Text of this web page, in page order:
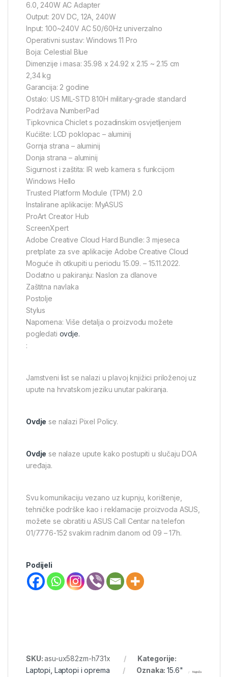
6.0, 240W AC Adapter
Output: 20V DC, 12A, 240W
Input: 100~240V AC 50/60Hz univerzalno
Operativni sustav: Windows 11 Pro
Boja: Celestial Blue
Dimenzije i masa: 35.98 x 24.92 x 2.15 ~ 2.15 cm
2,34 kg
Garancija: 2 godine
Ostalo: US MIL-STD 810H military-grade standard
Podržava NumberPad
Tipkovnica Chiclet s pozadinskim osvjetljenjem
Kućište: LCD poklopac – aluminij
Gornja strana – aluminij
Donja strana – aluminij
Sigurnost i zaštita: IR web kamera s funkcijom
Windows Hello
Trusted Platform Module (TPM) 2.0
Instalirane aplikacije: MyASUS
ProArt Creator Hub
ScreenXpert
Adobe Creative Cloud Hard Bundle: 3 mjeseca
pretplate za sve aplikacije Adobe Creative Cloud
Moguće ih otkupiti u periodu 15.09. – 15.11.2022.
Dodatno u pakiranju: Naslon za dlanove
Zaštitna navlaka
Postolje
Stylus
Napomena: Više detalja o proizvodu možete
pogledati ovdje.
:
Jamstveni list se nalazi u plavoj knjižici priloženoj uz
upute na hrvatskom jeziku unutar pakiranja.
Ovdje se nalazi Pixel Policy.
Ovdje se nalaze upute kako postupiti u slučaju DOA
uređaja.
Svu komunikaciju vezano uz kupnju, korištenje,
tehničke podrške kao i reklamacije proizvoda ASUS,
možete se obratiti u ASUS Call Centar na telefon
01/7776-152 svakim radnim danom od 09 – 17h.
Podijeli
SKU:asu-ux582zm-h731x
Kategorije:
Laptopi Laptopi i oprema Oznaka:15.6" Najniža